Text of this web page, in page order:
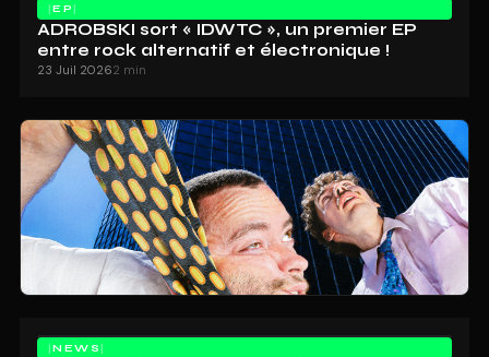
EP
ADROBSKI sort « IDWTC », un premier EP
entre rock alternatif et électronique !
23 Juil 20262 min
NEWS